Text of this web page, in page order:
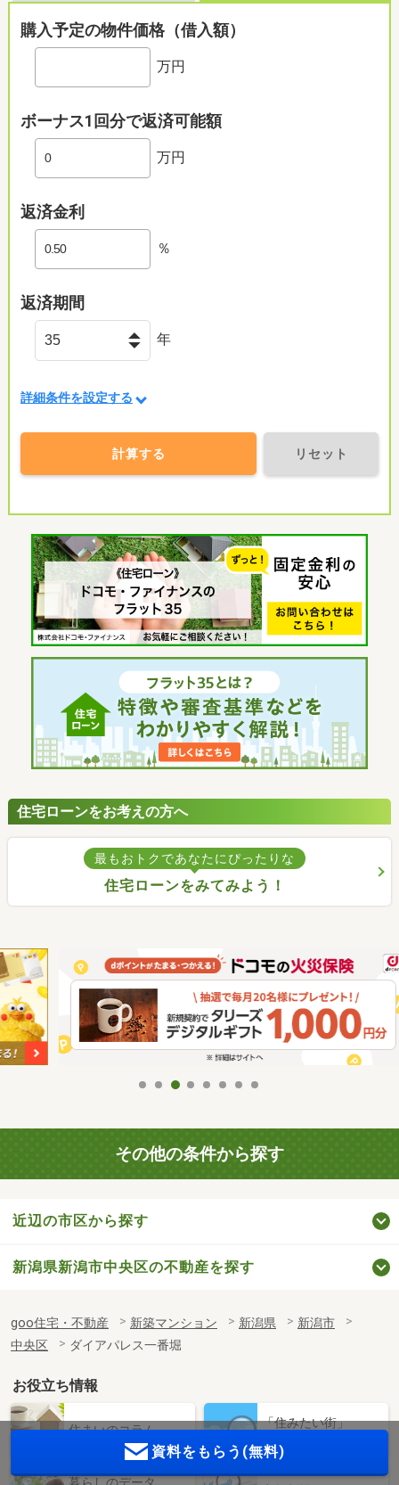
購入予定の物件価格（借入額）
万円
ボーナス1回分で返済可能額
万円
返済金利
％
返済期間
年
詳細条件を設定する
計算する リセット
住宅ローンをお考えの方へ
最もおトクであなたにぴったりな
住宅ローンをみてみよう！
その他の条件から探す
近辺の市区から探す
新潟県新潟市中央区の不動産を探す
goo住宅・不動産 新築マンション 新潟県
新潟市
中央区
ダイアパレス一番堀
お役立ち情報
住まいのコラム
「住みたい街」
資料をもらう(無料)